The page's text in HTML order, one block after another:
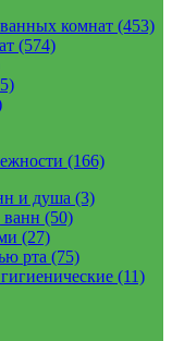
комнат (453)
(574)
(166)
и душа (3)
ванн (50)
(27)
рта (75)
(11)